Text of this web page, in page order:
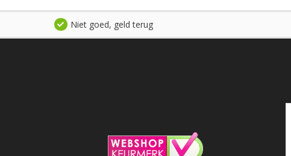
Niet goed, geld terug